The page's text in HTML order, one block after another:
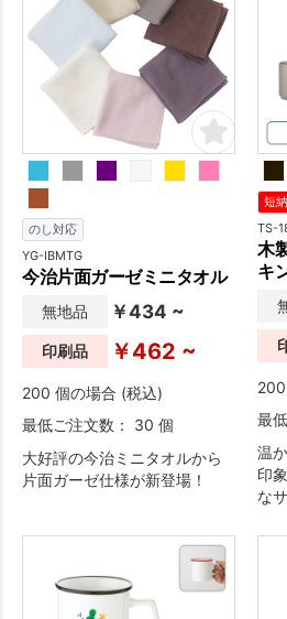
富なサイズ展開や、きゅっと
絞るだけでギフト感が演出で
きるデザイン性の高さも魅力
です。
富
絞
のし対応
YG-IBMTG
今治片面ガーゼミニタオル
無地品 ￥434 ~
印刷品 ￥462 ~
200 個の場合 (税込)
最低ご注文数： 30 個
大好評の今治ミニタオルから
片面ガーゼ仕様が新登場！
短
TS-
木
キ
最
温
印
な